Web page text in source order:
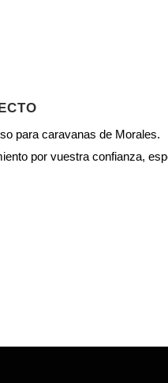
para caravanas de Morales.
por vuestra confianza,